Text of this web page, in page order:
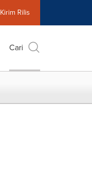
Kirim Rilis
Cari